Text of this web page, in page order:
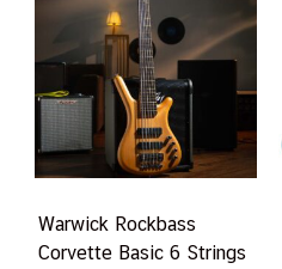
Warwick Rockbass
Corvette Basic 6 Strings